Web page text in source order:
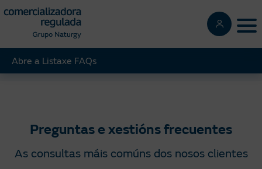
Pasar
contenido
principal
Regulada Axuda
Preguntas e xestións frecuentes
As consultas máis comúns dos nosos clientes
Abre a Listaxe FAQs